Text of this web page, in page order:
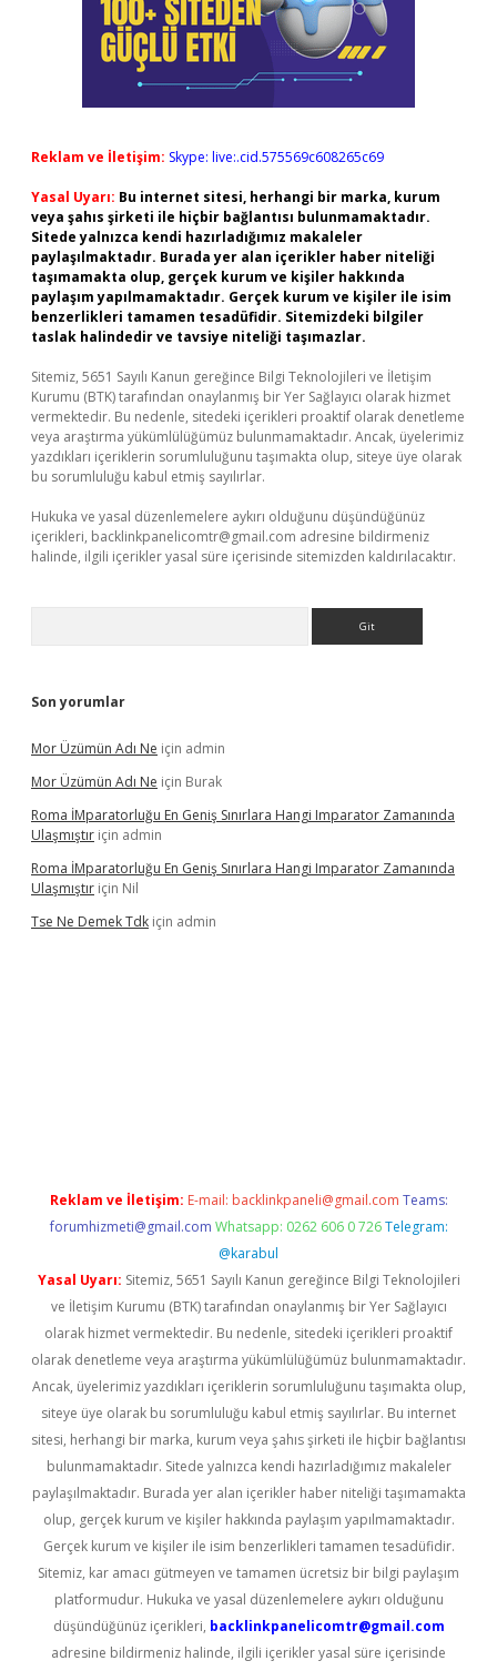
Reklam ve İletişim: Skype: live:.cid.575569c608265c69
Yasal Uyarı: Bu internet sitesi, herhangi bir marka, kurum
veya şahıs şirketi ile hiçbir bağlantısı bulunmamaktadır.
Sitede yalnızca kendi hazırladığımız makaleler
paylaşılmaktadır. Burada yer alan içerikler haber niteliği
taşımamakta olup, gerçek kurum ve kişiler hakkında
paylaşım yapılmamaktadır. Gerçek kurum ve kişiler ile isim
benzerlikleri tamamen tesadüfidir. Sitemizdeki bilgiler
taslak halindedir ve tavsiye niteliği taşımazlar.
Sitemiz, 5651 Sayılı Kanun gereğince Bilgi Teknolojileri ve İletişim
Kurumu (BTK) tarafından onaylanmış bir Yer Sağlayıcı olarak hizmet
vermektedir. Bu nedenle, sitedeki içerikleri proaktif olarak denetleme
veya araştırma yükümlülüğümüz bulunmamaktadır. Ancak, üyelerimiz
yazdıkları içeriklerin sorumluluğunu taşımakta olup, siteye üye olarak
bu sorumluluğu kabul etmiş sayılırlar.
Hukuka ve yasal düzenlemelere aykırı olduğunu düşündüğünüz
içerikleri, backlinkpanelicomtr@gmail.com adresine bildirmeniz
halinde, ilgili içerikler yasal süre içerisinde sitemizden kaldırılacaktır.
Son yorumlar
Mor Üzümün Adı Ne için admin
Mor Üzümün Adı Ne için Burak
Roma İMparatorluğu En Geniş Sınırlara Hangi Imparator Zamanında
Ulaşmıştır için admin
Roma İMparatorluğu En Geniş Sınırlara Hangi Imparator Zamanında
Ulaşmıştır için Nil
Tse Ne Demek Tdk için admin
Reklam ve İletişim: E-mail: backlinkpaneli@gmail.com Teams:
forumhizmeti@gmail.com Whatsapp: 0262 606 0 726 Telegram:
@karabul
Yasal Uyarı: Sitemiz, 5651 Sayılı Kanun gereğince Bilgi Teknolojileri
ve İletişim Kurumu (BTK) tarafından onaylanmış bir Yer Sağlayıcı
olarak hizmet vermektedir. Bu nedenle, sitedeki içerikleri proaktif
olarak denetleme veya araştırma yükümlülüğümüz bulunmamaktadır.
Ancak, üyelerimiz yazdıkları içeriklerin sorumluluğunu taşımakta olup,
siteye üye olarak bu sorumluluğu kabul etmiş sayılırlar. Bu internet
sitesi, herhangi bir marka, kurum veya şahıs şirketi ile hiçbir bağlantısı
bulunmamaktadır. Sitede yalnızca kendi hazırladığımız makaleler
paylaşılmaktadır. Burada yer alan içerikler haber niteliği taşımamakta
olup, gerçek kurum ve kişiler hakkında paylaşım yapılmamaktadır.
Gerçek kurum ve kişiler ile isim benzerlikleri tamamen tesadüfidir.
Sitemiz, kar amacı gütmeyen ve tamamen ücretsiz bir bilgi paylaşım
platformudur. Hukuka ve yasal düzenlemelere aykırı olduğunu
düşündüğünüz içerikleri, backlinkpanelicomtr@gmail.com
adresine bildirmeniz halinde, ilgili içerikler yasal süre içerisinde